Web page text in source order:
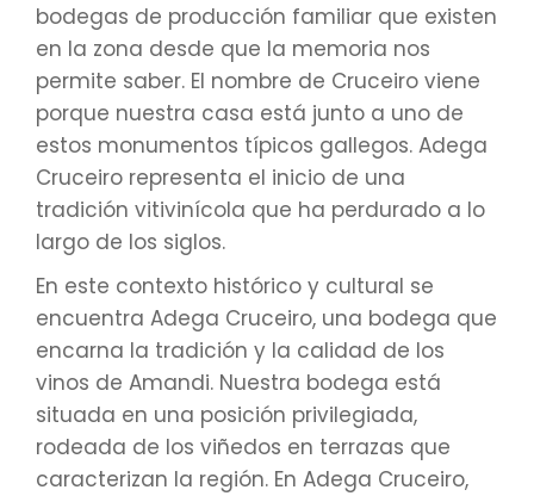
bodegas de producción familiar que existen
en la zona desde que la memoria nos
permite saber. El nombre de Cruceiro viene
porque nuestra casa está junto a uno de
estos monumentos típicos gallegos. Adega
Cruceiro representa el inicio de una
tradición vitivinícola que ha perdurado a lo
largo de los siglos.
En este contexto histórico y cultural se
encuentra Adega Cruceiro, una bodega que
encarna la tradición y la calidad de los
vinos de Amandi. Nuestra bodega está
situada en una posición privilegiada,
rodeada de los viñedos en terrazas que
caracterizan la región. En Adega Cruceiro,